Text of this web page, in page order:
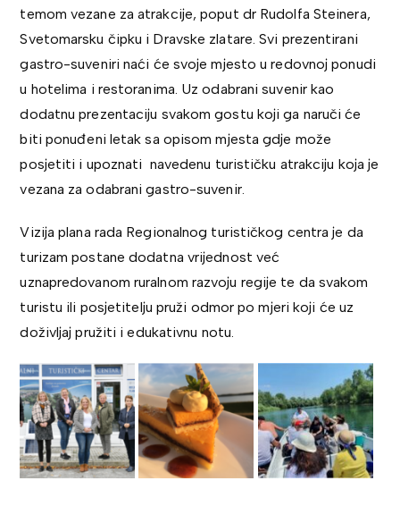
temom vezane za atrakcije, poput dr Rudolfa Steinera,
Svetomarsku čipku i Dravske zlatare. Svi prezentirani
gastro-suveniri naći će svoje mjesto u redovnoj ponudi
u hotelima i restoranima. Uz odabrani suvenir kao
dodatnu prezentaciju svakom gostu koji ga naruči će
biti ponuđeni letak sa opisom mjesta gdje može
posjetiti i upoznati navedenu turističku atrakciju koja je
vezana za odabrani gastro-suvenir.
Vizija plana rada Regionalnog turističkog centra je da
turizam postane dodatna vrijednost već
uznapredovanom ruralnom razvoju regije te da svakom
turistu ili posjetitelju pruži odmor po mjeri koji će uz
doživljaj pružiti i edukativnu notu.